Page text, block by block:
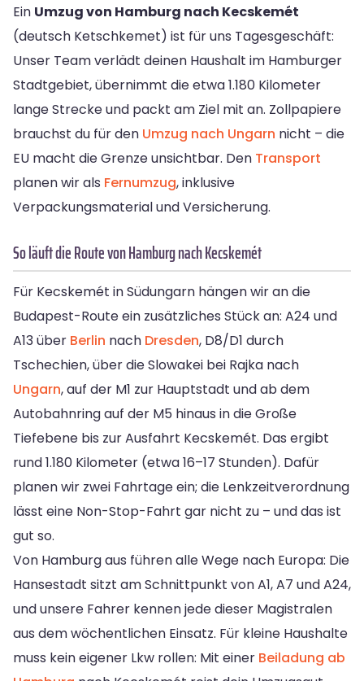
Ein Umzug von Hamburg nach Kecskemét
(deutsch Ketschkemet) ist für uns Tagesgeschäft:
Unser Team verlädt deinen Haushalt im Hamburger
Stadtgebiet, übernimmt die etwa 1.180 Kilometer
lange Strecke und packt am Ziel mit an. Zollpapiere
brauchst du für den Umzug nach Ungarn nicht – die
EU macht die Grenze unsichtbar. Den Transport
planen wir als Fernumzug, inklusive
Verpackungsmaterial und Versicherung.
So läuft die Route von Hamburg nach Kecskemét
Für Kecskemét in Südungarn hängen wir an die
Budapest-Route ein zusätzliches Stück an: A24 und
A13 über Berlin nach Dresden, D8/D1 durch
Tschechien, über die Slowakei bei Rajka nach
Ungarn, auf der M1 zur Hauptstadt und ab dem
Autobahnring auf der M5 hinaus in die Große
Tiefebene bis zur Ausfahrt Kecskemét. Das ergibt
rund 1.180 Kilometer (etwa 16–17 Stunden). Dafür
planen wir zwei Fahrtage ein; die Lenkzeitverordnung
lässt eine Non-Stop-Fahrt gar nicht zu – und das ist
gut so.
Von Hamburg aus führen alle Wege nach Europa: Die
Hansestadt sitzt am Schnittpunkt von A1, A7 und A24,
und unsere Fahrer kennen jede dieser Magistralen
aus dem wöchentlichen Einsatz. Für kleine Haushalte
muss kein eigener Lkw rollen: Mit einer Beiladung ab